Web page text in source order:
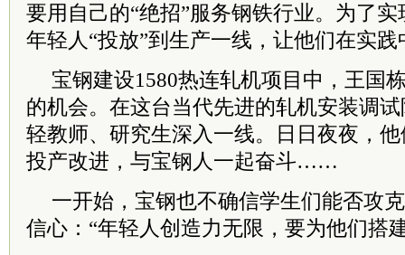
要用自己的“绝招”服务钢铁行业。为了
年轻人“投放”到生产一线，让他们在实
宝钢建设1580热连轧机项目中，王国
的机会。在这台当代先进的轧机安装调
轻教师、研究生深入一线。日日夜夜，
投产改进，与宝钢人一起奋斗……
一开始，宝钢也不确信学生们能否攻
信心：“年轻人创造力无限，要为他们搭